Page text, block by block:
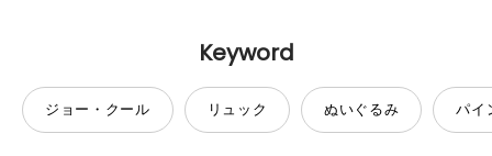
Keyword
ジョー・クール リュック ぬいぐるみ パイ